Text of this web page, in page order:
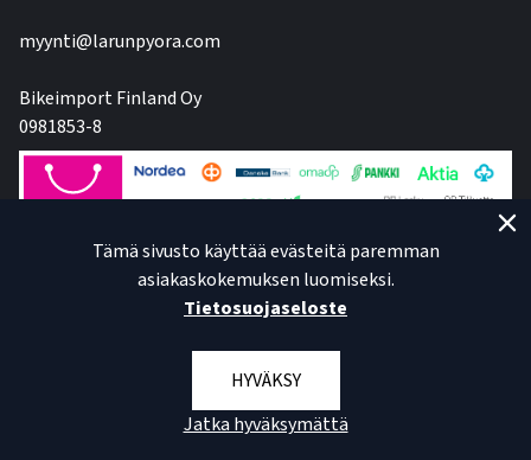
myynti@larunpyora.com
Bikeimport Finland Oy
0981853-8
Tämä sivusto käyttää evästeitä paremman
asiakaskokemuksen luomiseksi.
Tietosuojaseloste
HYVÄKSY
Jatka hyväksymättä